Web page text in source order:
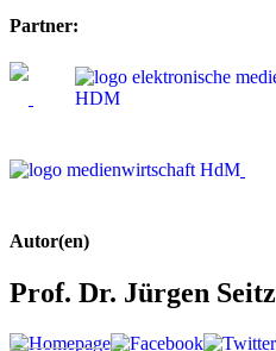
Partner:
Autor(en)
Prof. Dr. Jürgen Seitz